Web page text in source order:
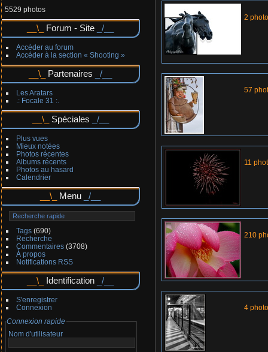
5529 photos
Forum - Site
Accéder au forum
Accéder à la section « Shooting »
Partenaires
Les Aratars
.: Focale 31 :.
Spéciales
Plus vues
Mieux notées
Photos récentes
Albums récents
Photos au hasard
Calendrier
Menu
Tags(690)
Recherche
Commentaires(3708)
À propos
Notifications RSS
Identification
S'enregistrer
Connexion
Connexion rapide
Nom d'utilisateur
2
57
11
210
4